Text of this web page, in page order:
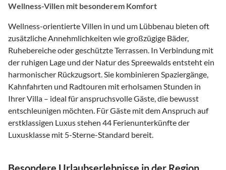
Wellness-Villen mit besonderem Komfort
Wellness-orientierte Villen in und um Lübbenau bieten oft
zusätzliche Annehmlichkeiten wie großzügige Bäder,
Ruhebereiche oder geschützte Terrassen. In Verbindung mit
der ruhigen Lage und der Natur des Spreewalds entsteht ein
harmonischer Rückzugsort. Sie kombinieren Spaziergänge,
Kahnfahrten und Radtouren mit erholsamen Stunden in
Ihrer Villa – ideal für anspruchsvolle Gäste, die bewusst
entschleunigen möchten. Für Gäste mit dem Anspruch auf
erstklassigen Luxus stehen 44 Ferienunterkünfte der
Luxusklasse mit 5-Sterne-Standard bereit.